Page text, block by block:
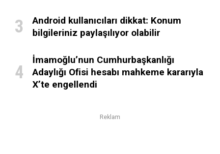
Android kullanıcıları dikkat: Konum
bilgileriniz paylaşılıyor olabilir
İmamoğlu’nun Cumhurbaşkanlığı
Adaylığı Ofisi hesabı mahkeme kararıyla
X’te engellendi
Reklam